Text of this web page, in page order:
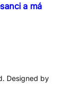
a má
Designed by